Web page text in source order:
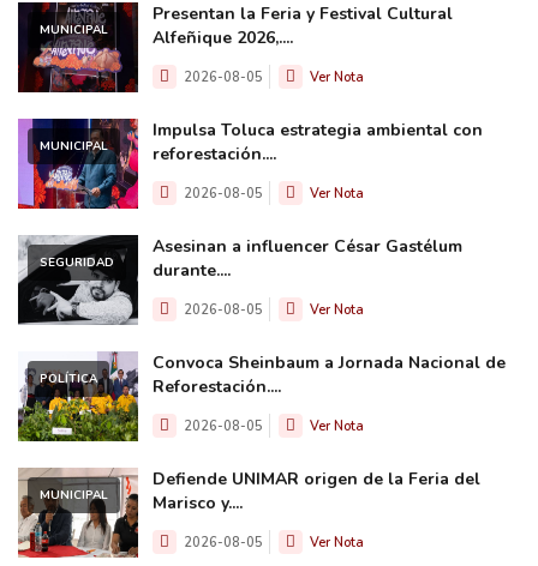
MUNICIPAL
Presentan la Feria y Festival Cultural
Alfeñique 2026,....
2026-08-05 Ver Nota
MUNICIPAL
Impulsa Toluca estrategia ambiental con
reforestación....
2026-08-05 Ver Nota
SEGURIDAD
Asesinan a influencer César Gastélum
durante....
2026-08-05 Ver Nota
POLÍTICA
Convoca Sheinbaum a Jornada Nacional de
Reforestación....
2026-08-05 Ver Nota
MUNICIPAL
Defiende UNIMAR origen de la Feria del
Marisco y....
2026-08-05 Ver Nota